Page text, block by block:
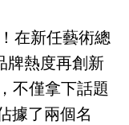
在新任藝術總
牌熱度再創新
不僅拿下話題
據了兩個名